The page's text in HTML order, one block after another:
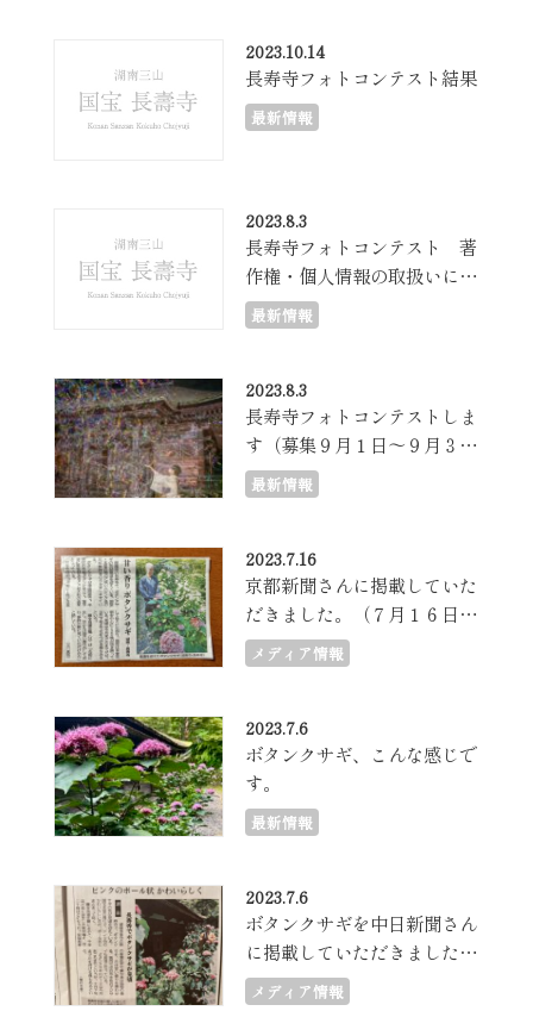
2023.10.14
長寿寺フォトコンテスト結果
最新情報
2023.8.3
長寿寺フォトコンテスト 著
作権・個人情報の取扱いにつ
いて
最新情報
2023.8.3
長寿寺フォトコンテストしま
す（募集９月１日～９月３０
日）
最新情報
2023.7.16
京都新聞さんに掲載していた
だきました。（７月１６日朝
刊）
メディア情報
2023.7.6
ボタンクサギ、こんな感じで
す。
最新情報
2023.7.6
ボタンクサギを中日新聞さん
に掲載していただきました
（７月５日朝刊）
メディア情報